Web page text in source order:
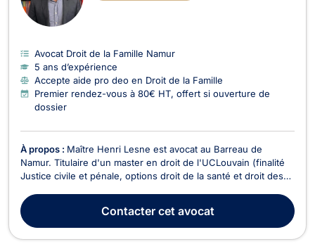
Avocat Droit de la Famille Namur
5 ans d’expérience
Accepte aide pro deo en Droit de la Famille
Premier rendez-vous à 80€ HT, offert si ouverture de
dossier
À propos : Maître Henri Lesne est avocat au Barreau de
Namur. Titulaire d'un master en droit de l'UCLouvain (finalité
Justice civile et pénale, options droit de la santé et droit des
justiciables devant toutes les juridictions francophones de
Belgique. Vous faites face à un licenc...
Contactercet avocat